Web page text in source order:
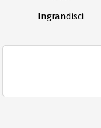
Ingrandisci